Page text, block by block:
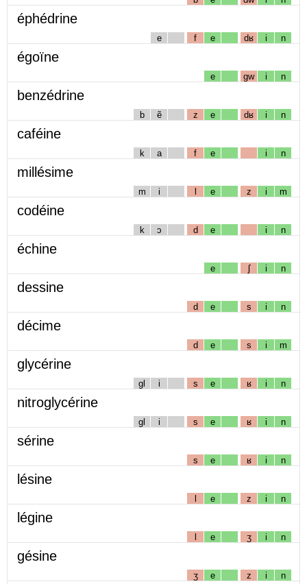
éphédrine
e f e dʁ i n
égoïne
e gw i n
benzédrine
b ẽ z e dʁ i n
caféine
k a f e i n
millésime
m i l e z i m
codéine
k ɔ d e i n
échine
e ʃ i n
dessine
d e s i n
décime
d e s i m
glycérine
gl i s e ʁ i n
nitroglycérine
gl i s e ʁ i n
sérine
s e ʁ i n
lésine
l e z i n
légine
l e ʒ i n
gésine
ʒ e z i n